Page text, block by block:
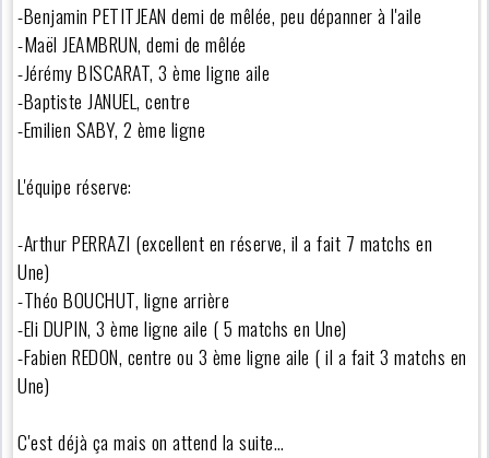
-Benjamin PETITJEAN demi de mêlée, peu dépanner à l'aile
-Maël JEAMBRUN, demi de mêlée
-Jérémy BISCARAT, 3 ème ligne aile
-Baptiste JANUEL, centre
-Emilien SABY, 2 ème ligne
L'équipe réserve:
-Arthur PERRAZI (excellent en réserve, il a fait 7 matchs en
Une)
-Théo BOUCHUT, ligne arrière
-Eli DUPIN, 3 ème ligne aile ( 5 matchs en Une)
-Fabien REDON, centre ou 3 ème ligne aile ( il a fait 3 matchs en
Une)
C'est déjà ça mais on attend la suite…